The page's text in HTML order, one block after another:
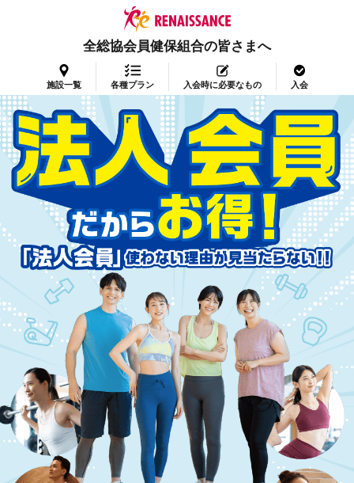
全総協会員健保組合の皆さまへ
施設一覧 各種プラン 入会時に必要なもの 入会